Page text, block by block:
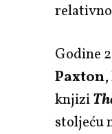
Godine
Paxton
knjizi
stoljeću